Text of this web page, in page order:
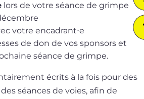
lors de votre séance de grimpe
votre encadrant⋅e
de don de vos spon­sors et
séance de grimpe.
écrits à la fois pour des
séances de voies, afin de